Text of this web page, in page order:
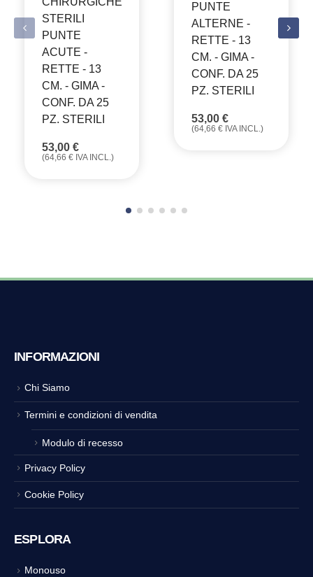
STERILI
PUNTE
ACUTE -
RETTE - 13
CM. - GIMA -
CONF. DA 25
PZ. STERILI
53,00 €
(64,66 € IVA INCL.)
PUNTE
ALTERNE -
RETTE - 13
CM. - GIMA -
CONF. DA 25
PZ. STERILI
53,00 €
(64,66 € IVA INCL.)
INFORMAZIONI
Chi Siamo
Termini e condizioni di vendita
Modulo di recesso
Privacy Policy
Cookie Policy
ESPLORA
Monouso